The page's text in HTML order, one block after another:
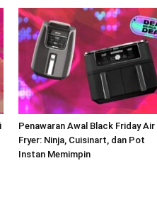
Penawaran Awal Black Friday Air
Fryer: Ninja, Cuisinart, dan Pot
Instan Memimpin